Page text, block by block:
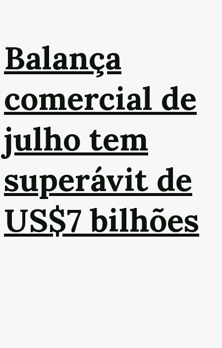
Balança
comercial de
julho tem
superávit de
US$7 bilhões